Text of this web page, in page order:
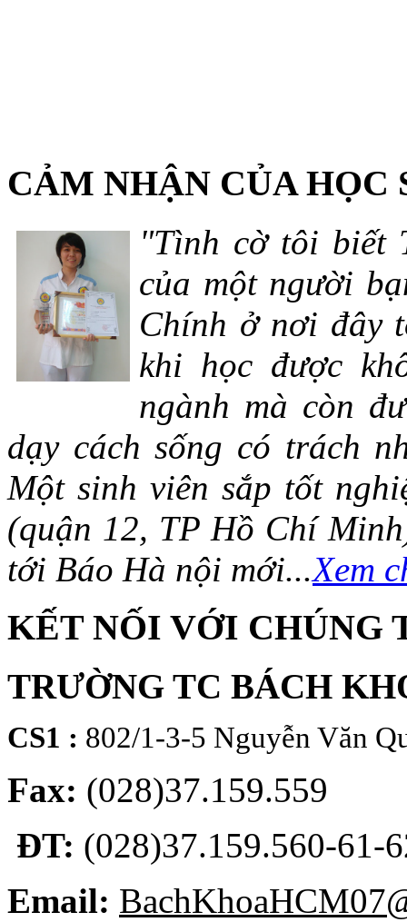
CẢM NHẬN CỦA HỌC
"Tình cờ tôi biết
của một người
Chính ở nơi đây
khi học được
ngành mà còn
dạy cách sống có trách
Một sinh viên sắp tốt
(quận 12, TP Hồ Chí
tới Báo Hà nội mới...Xem
KẾT NỐI VỚI CHÚNG
TRƯỜNG TC BÁCH
CS1 : 802/1-3-5 Nguyễn Văn
Fax: (028)37.159.559
ĐT: (028)37.159.560-61-
Email: